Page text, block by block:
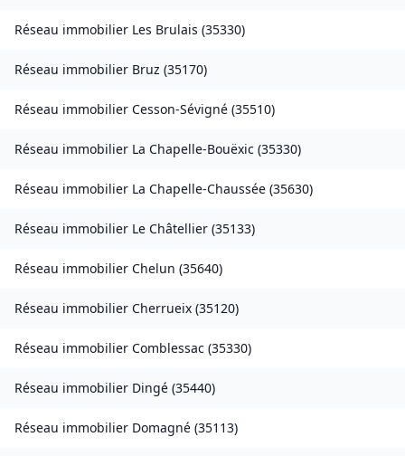
Réseau immobilier Les Brulais (35330)
Réseau immobilier Bruz (35170)
Réseau immobilier Cesson-Sévigné (35510)
Réseau immobilier La Chapelle-Bouëxic (35330)
Réseau immobilier La Chapelle-Chaussée (35630)
Réseau immobilier Le Châtellier (35133)
Réseau immobilier Chelun (35640)
Réseau immobilier Cherrueix (35120)
Réseau immobilier Comblessac (35330)
Réseau immobilier Dingé (35440)
Réseau immobilier Domagné (35113)